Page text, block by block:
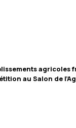
agricoles
au Salon de